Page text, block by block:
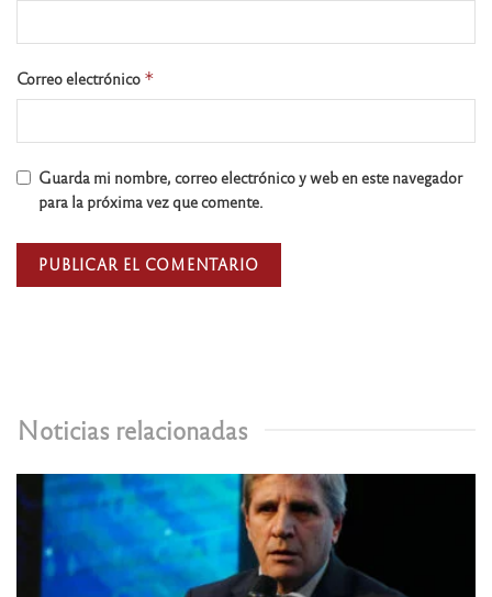
Noticias relacionadas
Correo electrónico *
Guarda mi nombre, correo electrónico y web en este navegador
para la próxima vez que comente.